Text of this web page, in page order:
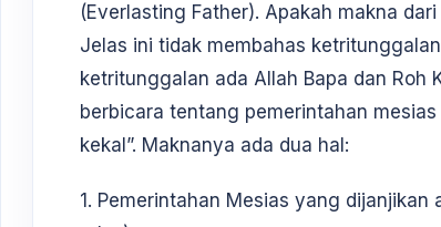
(Everlasting Father). Apakah makna
Jelas ini tidak membahas
ketritunggalan ada Allah Bapa dan Roh
berbicara tentang pemerintahan
kekal”. Maknanya ada dua hal:
1. Pemerintahan Mesias yang